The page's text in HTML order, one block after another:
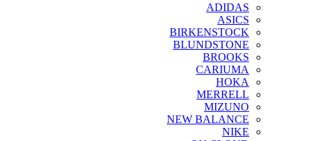
ADIDAS
ASICS
BIRKENSTOCK
BLUNDSTONE
BROOKS
CARIUMA
HOKA
MERRELL
MIZUNO
NEW BALANCE
NIKE